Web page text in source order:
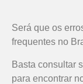
Será que os
frequentes no
Basta consultar
para encontrar